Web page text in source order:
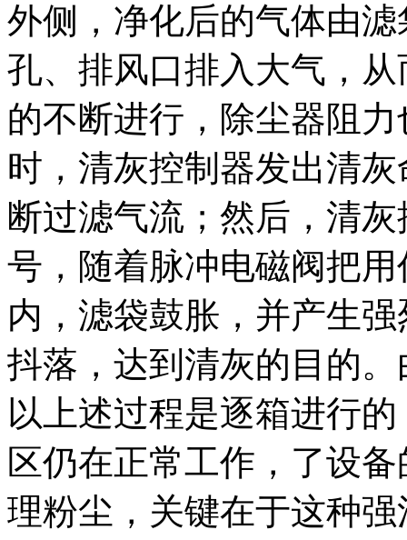
外侧，净化后的气体由
孔、排风口排入大气，
的不断进行，除尘器阻
时，清灰控制器发出清
断过滤气流；然后，清
号，随着脉冲电磁阀把
内，滤袋鼓胀，并产生
抖落，达到清灰的目的
以上述过程是逐箱进行
区仍在正常工作，了设
理粉尘，关键在于这种